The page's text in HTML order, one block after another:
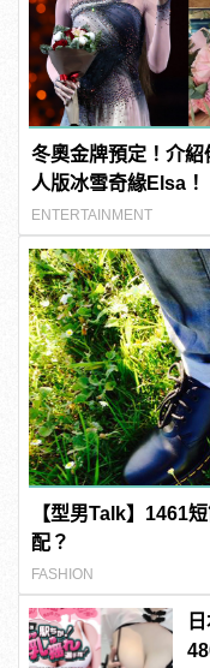
冬奧金牌預定！介
人版冰雪奇緣Elsa
ENTERTAINMENT
【型男Talk】1461
配？
FASHION